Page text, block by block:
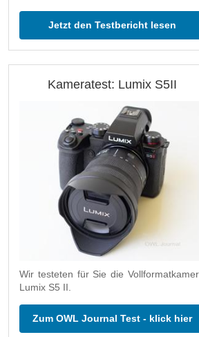
Jetzt den Testbericht lesen
Kameratest: Lumix S5II
Wir testeten für Sie die
Lumix S5 II.
Zum OWL Journal Test - klick hier